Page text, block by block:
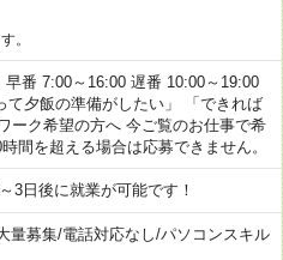
。
番 7:00～16:00 遅番 10:00～19:00
夕飯の準備がしたい」 「できれば
ーク希望の方へ 今ご覧のお仕事で希
間を超える場合は応募できません。
3日後に就業が可能です！
量募集/電話対応なし/パソコンスキル